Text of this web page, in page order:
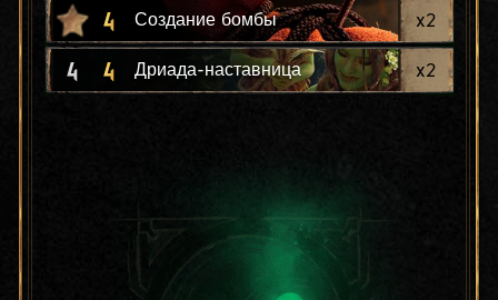
4 Создание бомбы x2
4 4 Дриада-наставница x2